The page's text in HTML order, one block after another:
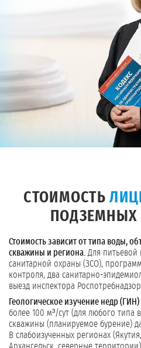
СТОИМОСТЬ
ПОДЗЕМНЫХ
Стоимость зависит от типа воды,
скважины и региона. Для питьевой
санитарной охраны (ЗСО),
контроля, два санитарно-
выезд инспектора
Геологическое изучение недр (ГИН)
более 100 м³/сут (для любого типа
скважины (планируемое бурение)
В слабоизученных регионах